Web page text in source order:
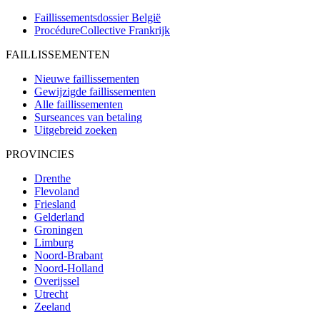
Faillissementsdossier België
ProcédureCollective Frankrijk
FAILLISSEMENTEN
Nieuwe faillissementen
Gewijzigde faillissementen
Alle faillissementen
Surseances van betaling
Uitgebreid zoeken
PROVINCIES
Drenthe
Flevoland
Friesland
Gelderland
Groningen
Limburg
Noord-Brabant
Noord-Holland
Overijssel
Utrecht
Zeeland